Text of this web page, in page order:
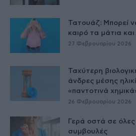
Τατουάζ: Μπορεί
καιρό τα μάτια και
27 Φεβρουαρίου 2026
Ταχύτερη
άνδρες μέσης
«παντοτινά
26 Φεβρουαρίου 2026
Γερά οστά σε όλες
συμβουλές